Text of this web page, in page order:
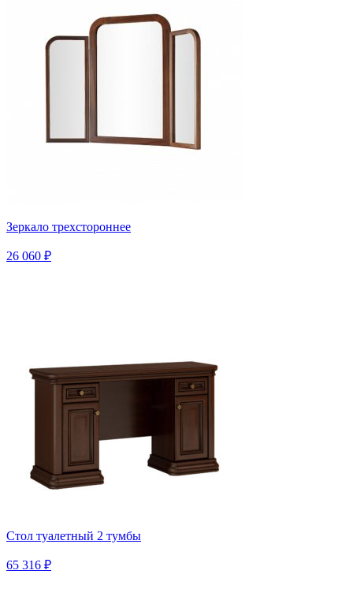
Зеркало трехстороннее
26 060 ₽
Стол туалетный 2 тумбы
65 316 ₽